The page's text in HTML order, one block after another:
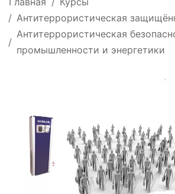
Антитеррористическая
Антитеррористическая
промышленности и энергетики